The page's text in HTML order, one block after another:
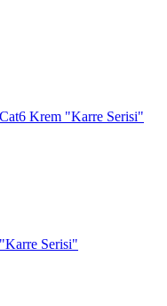
Krem "Karre Serisi"
Serisi"